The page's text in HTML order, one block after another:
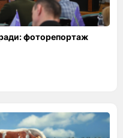
ради: фоторепортаж